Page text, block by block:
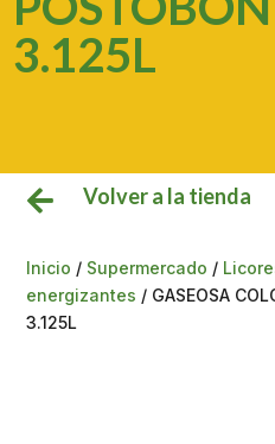
3.125L
 Volver a la tienda
Inicio / Supermercado /
energizantes / GASEOSA
3.125L